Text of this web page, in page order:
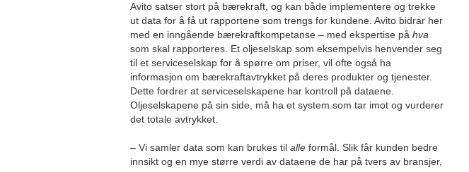
Avito satser stort på bærekraft, og kan både implementere og trekke
ut data for å få ut rapportene som trengs for kundene. Avito bidrar her
med en inngående bærekraftkompetanse – med ekspertise på hva
som skal rapporteres. Et oljeselskap som eksempelvis henvender seg
til et serviceselskap for å spørre om priser, vil ofte også ha
informasjon om bærekraftavtrykket på deres produkter og tjenester.
Dette fordrer at serviceselskapene har kontroll på dataene.
Oljeselskapene på sin side, må ha et system som tar imot og vurderer
det totale avtrykket.
– Vi samler data som kan brukes til alle formål. Slik får kunden bedre
innsikt og en mye større verdi av dataene de har på tvers av bransjer,